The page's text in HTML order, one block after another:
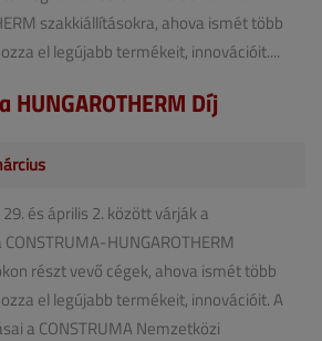
szakkiállításokra, ahova ismét több
el legújabb termékeit, innovációit....
Díj
és április 2. között várják a
HUNGAROTHERM
részt vevő cégek, ahova ismét több
el legújabb termékeit, innovációit. A
a CONSTRUMA Nemzetközi